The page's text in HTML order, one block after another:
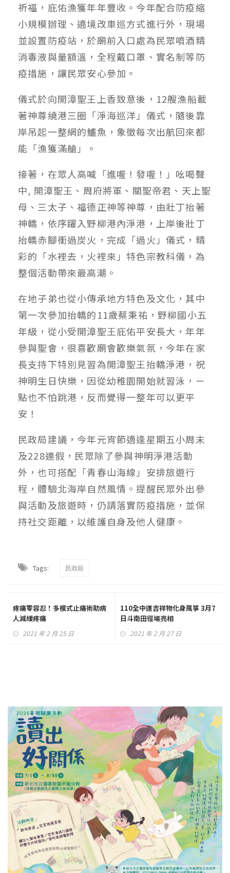
祈福，庇佑漁獲年年豐收。今年配合防疫縮
小規模辦理、遶境改車巡方式進行外，現場
並設置防疫站，於廟前入口處為民眾噴酒精
消毒液與量額溫，全程戴口罩、實名制等防
疫措施，讓民眾安心參加。
儀式於向開漳聖王上香致意後，12艘漁船載
著神尊繞港三圈「淨海巡洋」儀式，隨後靠
岸吊起一整網的鱸魚，象徵每次出航回來都
能「漁獲滿艙」。
接著，在眾人高喊「進喔！發喔！」吆喝聲
中, 開漳聖王、周府將軍、關聖帝君、天上聖
母、三太子、福德正神等神尊，由壯丁抬著
神轎，依序躍入野柳港內淨港，上岸後壯丁
抬轎赤腳衝過炭火，完成「過火」儀式，精
彩的「水裡去，火裡來」特色宗教科儀，為
整個活動帶來最高潮。
在地子弟也從小傳承地方特色及文化，其中
第一次參加抬轎的11歲蔡秉祐，野柳國小五
年級，從小受開漳聖王庇佑平安長大，年年
參與聖會，很喜歡廟會歡樂氣氛，今年在家
長支持下特別見習為開漳聖王抬轎淨港，祝
神明生日快樂，因從幼稚園開始就習泳，ㄧ
點也不怕跳港，反而覺得一整年可以更平
安！
民政局建議，今年元宵節適逢星期五小周末
及228連假，民眾除了參與神明淨港活動
外，也可搭配「青春山海線」安排旅遊行
程，體驗北海岸自然風情。提醒民眾外出參
與活動及旅遊時，仍請落實防疫措施，並保
持社交距離，以維護自身及他人健康。
Tags: 民政局
疼痛零容忍！多模式止痛術助病
人減緩疼痛
2021 年 2 月 25 日
110全中運吉祥物化身風箏 3月7
日斗南田徑場亮相
2021 年 2 月 27 日